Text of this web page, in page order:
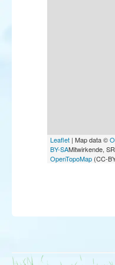
Leaflet | Map data ©
BY-SAMitwirkende,
OpenTopoMap (CC-